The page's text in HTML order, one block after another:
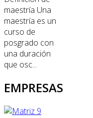
maestría Una
maestría es un
curso de
posgrado con
una duración
que osc...
EMPRESAS